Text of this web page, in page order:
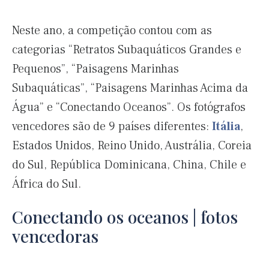
Neste ano, a competição contou com as
categorias “Retratos Subaquáticos Grandes e
Pequenos”, “Paisagens Marinhas
Subaquáticas”, “Paisagens Marinhas Acima da
Água” e “Conectando Oceanos”. Os fotógrafos
vencedores são de 9 países diferentes: Itália,
Estados Unidos, Reino Unido, Austrália, Coreia
do Sul, República Dominicana, China, Chile e
África do Sul.
Conectando os oceanos | fotos
vencedoras